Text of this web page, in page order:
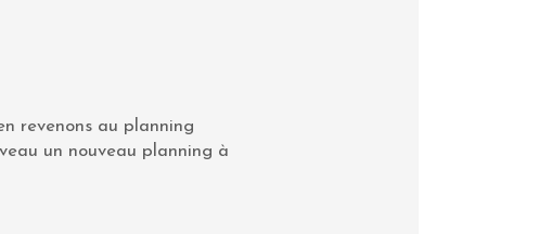
revenons au planning
un nouveau planning à